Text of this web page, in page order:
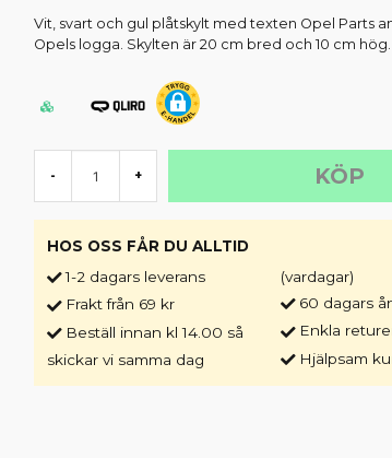
Vit, svart och gul plåtskylt med texten Opel Parts
Opels logga. Skylten är 20 cm bred och 10 cm hög.
- + KÖP
HOS OSS FÅR DU ALLTID
1-2 dagars leverans
Frakt från 69 kr
Beställ innan kl 14.00 så
skickar vi samma dag
(vardagar)
60 dagars
Enkla
Hjälpsam